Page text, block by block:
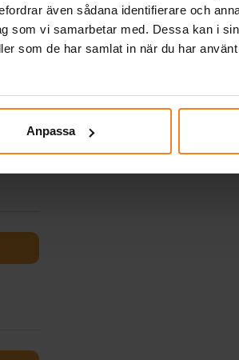
även sådana identifierare och
som vi samarbetar med. Dessa kan i
som de har samlat in när du har
Anpassa